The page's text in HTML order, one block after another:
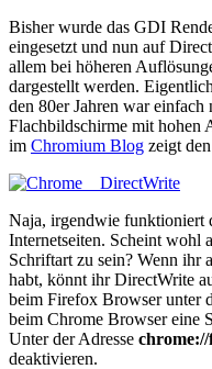
Bisher wurde das GDI
eingesetzt und nun auf
allem bei höheren
dargestellt werden.
den 80er Jahren war
Flachbildschirme mit hohen
im Chromium Blog zeigt
Naja, irgendwie funktioniert
Internetseiten. Scheint wohl
Schriftart zu sein? Wenn ihr
habt, könnt ihr DirectWrite
beim Firefox Browser unter
beim Chrome Browser eine
Unter der Adresse chrome://
deaktivieren.